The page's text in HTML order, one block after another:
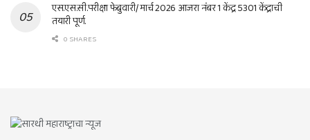
एस.एस.सी.परीक्षा फेब्रुवारी/ मार्च 2026 आजरा नंबर 1 केंद्र 5301 केंद्राची
तयारी पूर्ण.
0 SHARES